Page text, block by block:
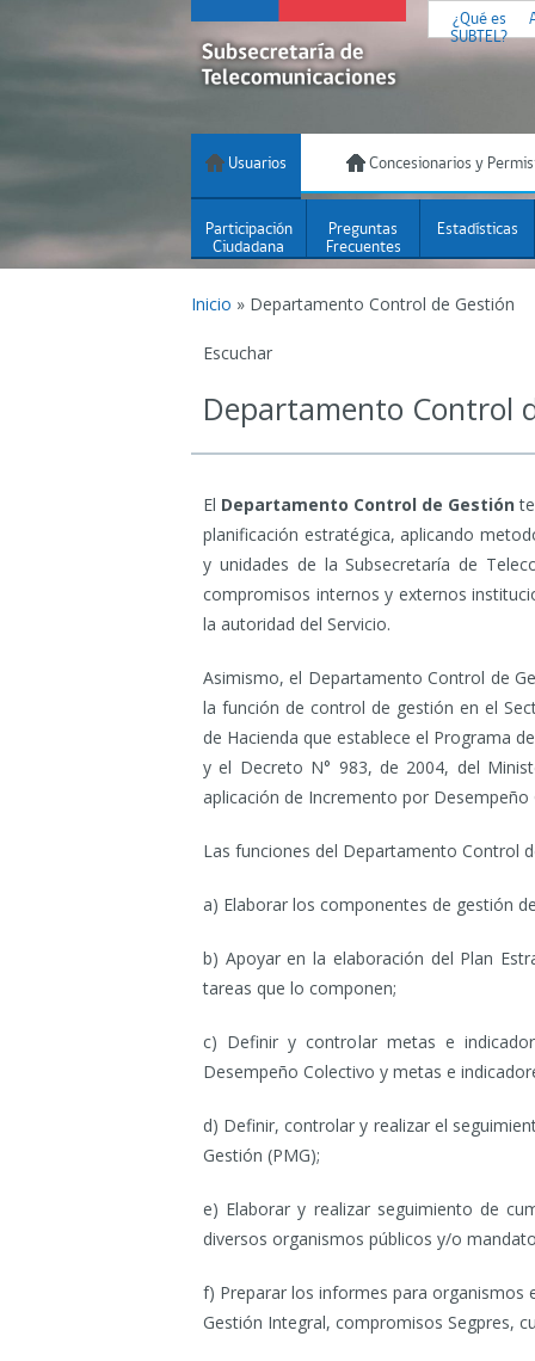
¿Qué es
SUBTEL?
Usuarios Concesionarios y
Participación
Ciudadana
Preguntas
Frecuentes
Estadísticas
Inicio » Departamento Control de Gestión
Escuchar
Departamento Control
El Departamento Control de Gestión
planificación estratégica, aplicando
y unidades de la Subsecretaría de
compromisos internos y externos
la autoridad del Servicio.
Asimismo, el Departamento Control de
la función de control de gestión en el
de Hacienda que establece el Programa
y el Decreto N° 983, de 2004, del
aplicación de Incremento por Desempeño
Las funciones del Departamento Control
a) Elaborar los componentes de gestión
b) Apoyar en la elaboración del Plan
tareas que lo componen;
c) Definir y controlar metas e
Desempeño Colectivo y metas e
d) Definir, controlar y realizar el
Gestión (PMG);
e) Elaborar y realizar seguimiento de
diversos organismos públicos y/o
f) Preparar los informes para organismos
Gestión Integral, compromisos Segpres,